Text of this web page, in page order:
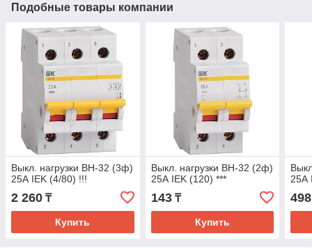
Подобные товары компании
Выкл. нагрузки ВН-32 (3ф)
25А IEK (4/80) !!!
2 260 ₸
Купить
Выкл. нагрузки ВН-32 (2ф)
25А IEK (120) ***
143₸
Купить
25А
498